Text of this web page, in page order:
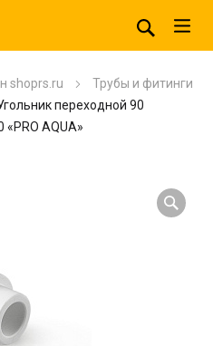
shoprs.ru
Трубы и фитинги
переходной 90
«PRO AQUA»